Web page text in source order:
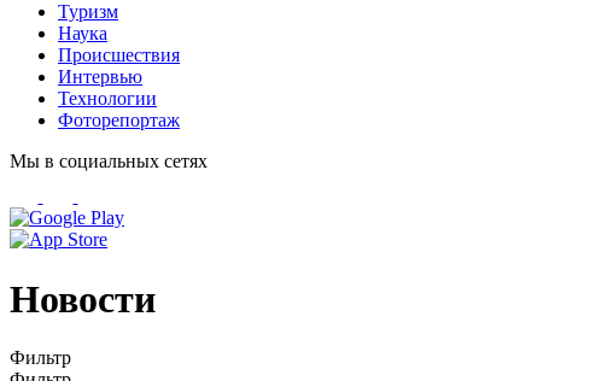
Туризм
Наука
Происшествия
Интервью
Технологии
Фоторепортаж
Мы в социальных сетях
Новости
Фильтр